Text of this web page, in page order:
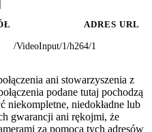
ADRES URL
/VideoInput/1/h264/1
ani stowarzyszenia z
podane tutaj pochodzą
niekompletne, niedokładne lub
gwarancji ani rękojmi, że
za pomocą tych adresów